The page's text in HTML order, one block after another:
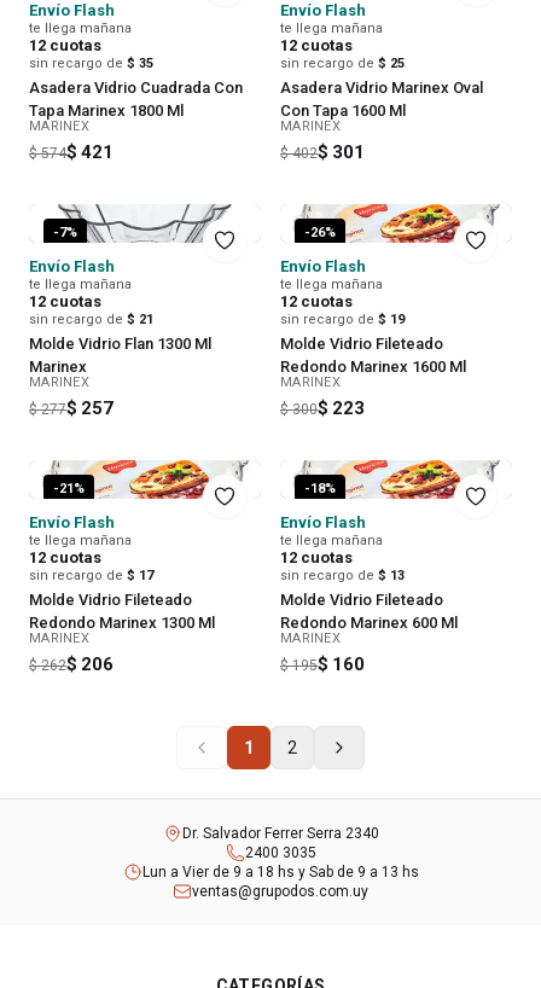
Envío Flash
te llega mañana
12 cuotas
sin recargo de $ 35
Asadera Vidrio Cuadrada Con
Tapa Marinex 1800 Ml
MARINEX
$ 574$ 421
Envío Flash
te llega mañana
12 cuotas
sin recargo de $ 25
Asadera Vidrio Marinex Oval
Con Tapa 1600 Ml
MARINEX
$ 402$ 301
-7%
Envío Flash
te llega mañana
12 cuotas
sin recargo de $ 21
Molde Vidrio Flan 1300 Ml
Marinex
MARINEX
$ 277$ 257
-26%
Envío Flash
te llega mañana
12 cuotas
sin recargo de $ 19
Molde Vidrio Fileteado
Redondo Marinex 1600 Ml
MARINEX
$ 300$ 223
-21%
Envío Flash
te llega mañana
12 cuotas
sin recargo de $ 17
Molde Vidrio Fileteado
Redondo Marinex 1300 Ml
MARINEX
$ 262$ 206
-18%
Envío Flash
te llega mañana
12 cuotas
sin recargo de $ 13
Molde Vidrio Fileteado
Redondo Marinex 600 Ml
MARINEX
$ 195$ 160
1 2
Dr. Salvador Ferrer Serra 2340
2400 3035
Lun a Vier de 9 a 18 hs y Sab de 9 a 13 hs
ventas@grupodos.com.uy